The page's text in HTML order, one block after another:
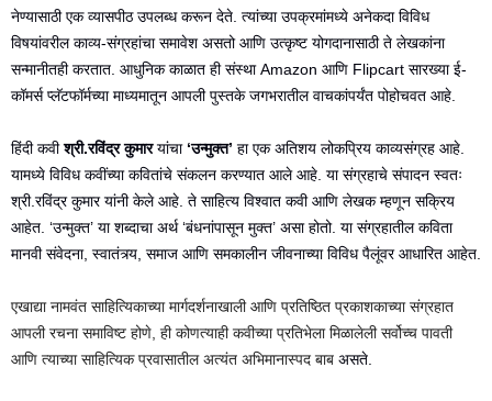
नेण्यासाठी एक व्यासपीठ उपलब्ध करून देते. त्यांच्या उपक्रमांमध्ये अनेकदा विविध
विषयांवरील काव्य-संग्रहांचा समावेश असतो आणि उत्कृष्ट योगदानासाठी ते लेखकांना
सन्मानीतही करतात. आधुनिक काळात ही संस्था Amazon आणि Flipcart सारख्या ई-
कॉमर्स प्लॅटफॉर्मच्या माध्यमातून आपली पुस्तके जगभरातील वाचकांपर्यंत पोहोचवत आहे.
हिंदी कवीश्री.रविंद्र कुमारयांचा ‘उन्मुक्त’ हा एक अतिशय लोकप्रिय काव्यसंग्रह आहे.
यामध्ये विविध कवींच्या कवितांचे संकलन करण्यात आले आहे. या संग्रहाचे संपादन स्वतः
श्री.रविंद्र कुमार यांनी केले आहे. ते साहित्य विश्वात कवी आणि लेखक म्हणून सक्रिय
आहेत. ‘उन्मुक्त’ या शब्दाचा अर्थ ‘बंधनांपासून मुक्त’ असा होतो. या संग्रहातील कविता
मानवी संवेदना, स्वातंत्र्य, समाज आणि समकालीन जीवनाच्या विविध पैलूंवर आधारित आहेत.
एखाद्या नामवंत साहित्यिकाच्या मार्गदर्शनाखाली आणि प्रतिष्ठित प्रकाशकाच्या संग्रहात
आपली रचना समाविष्ट होणे, ही कोणत्याही कवीच्या प्रतिभेला मिळालेली सर्वोच्च पावती
आणि त्याच्या साहित्यिक प्रवासातील अत्यंत अभिमानास्पद बाब असते.